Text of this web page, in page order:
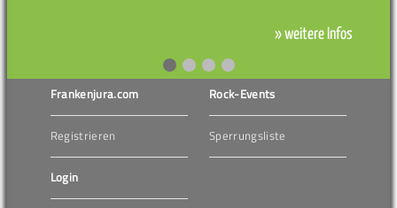
» weitere Infos
Frankenjura.com
Registrieren
Login
Rock-Events
Sperrungsliste